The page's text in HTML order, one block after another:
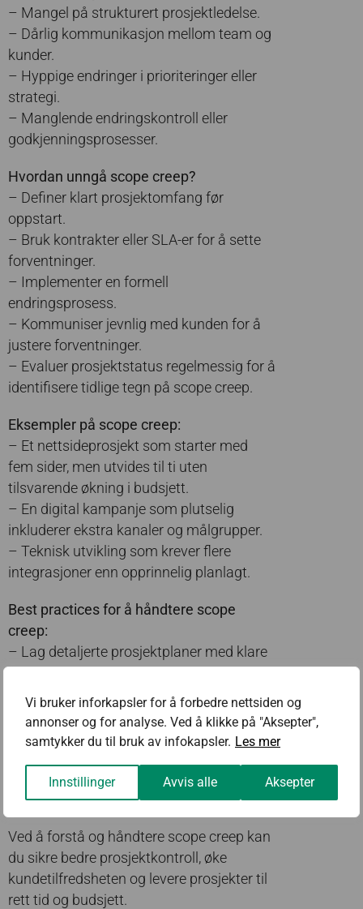
Vi bruker inforkapsler for å forbedre nettsiden og
annonser og for analyse. Ved å klikke på "Aksepter",
samtykker du til bruk av infokapsler. Les mer
Innstillinger Avvis alle Aksepter
– Mangel på strukturert prosjektledelse.
– Dårlig kommunikasjon mellom team og
kunder.
– Hyppige endringer i prioriteringer eller
strategi.
– Manglende endringskontroll eller
godkjenningsprosesser.
Hvordan unngå scope creep?
– Definer klart prosjektomfang før
oppstart.
– Bruk kontrakter eller SLA-er for å sette
forventninger.
– Implementer en formell
endringsprosess.
– Kommuniser jevnlig med kunden for å
justere forventninger.
– Evaluer prosjektstatus regelmessig for å
identifisere tidlige tegn på scope creep.
Eksempler på scope creep:
– Et nettsideprosjekt som starter med
fem sider, men utvides til ti uten
tilsvarende økning i budsjett.
– En digital kampanje som plutselig
inkluderer ekstra kanaler og målgrupper.
– Teknisk utvikling som krever flere
integrasjoner enn opprinnelig planlagt.
Best practices for å håndtere scope
creep:
– Lag detaljerte prosjektplaner med klare
leveranser.
– Prioriter oppgaver basert på verdi og
– Dokumenter alle endringer og juster
– Bruk prosjektstyringsverktøy for å følge
fremdriften.
Ved å forstå og håndtere scope creep kan
du sikre bedre prosjektkontroll, øke
kundetilfredsheten og levere prosjekter til
rett tid og budsjett.